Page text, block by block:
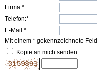
Firma:*
Telefon:*
E-Mail:*
Mit einem * gekennzeichnete
Kopie an mich senden